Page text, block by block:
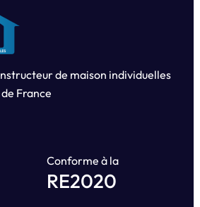
de maison individuelles
France
Conforme à la
RE2020